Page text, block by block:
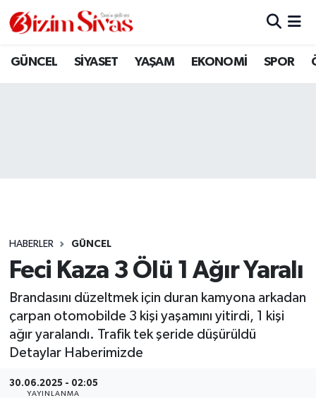
GÜNCEL SİYASET YAŞAM EKONOMİ SPOR
HABERLER GÜNCEL
Feci Kaza 3 Ölü 1 Ağır Yaralı
Brandasını düzeltmek için duran kamyona arkadan
çarpan otomobilde 3 kişi yaşamını yitirdi, 1 kişi
ağır yaralandı. Trafik tek şeride düşürüldü
Detaylar Haberimizde
30.06.2025 - 02:05
YAYINLANMA
ARAMIZDAN AYRILANLAR
GÜNCEL
KÜLTÜR
MAGAZİN
ÖZEL HABER
Sivas Nöbetçi Eczaneler
Son Dakika Haberleri
Haber Arşivi